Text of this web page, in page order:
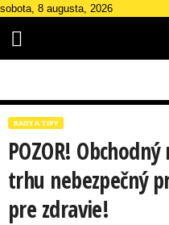
sobota, 8 augusta, 2026
RADY A TIPY
POZOR!
trhu nebezpečný
pre zdravie!